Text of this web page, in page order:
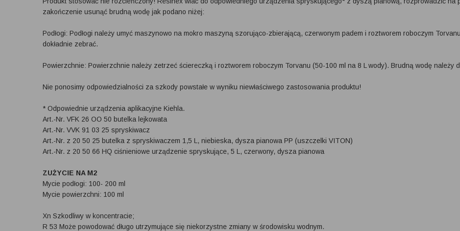
zakończenie usunąć brudną wodę jak podano niżej:
Podłogi: Podłogi należy umyć maszynowo na mokro maszyną szorująco-zbierającą, czerwonym padem i roztworem roboczym
dokładnie zebrać.
Powierzchnie: Powierzchnie należy zetrzeć ściereczką i roztworem roboczym Torvanu (50-100 ml na 8 L wody). Brudną wodę należy
Nie ponosimy odpowiedzialności za szkody powstałe w wyniku niewłaściwego zastosowania produktu!
* Odpowiednie urządzenia aplikacyjne Kiehla.
Art.-Nr. VFK 26 OO 50 butelka lejkowata
Art.-Nr. VVK 91 03 25 spryskiwacz
Art.-Nr. z 20 50 25 butelka z spryskiwaczem 1,5 L, niebieska, dysza pianowa PP (uszczelki VITON)
Art.-Nr. z 20 50 66 HQ ciśnieniowe urządzenie spryskujące, 5 L, czerwony, dysza pianowa
ZUŻYCIE NA M2
Mycie podłogi: 100- 200 ml
Mycie powierzchni: 100 ml
Xn Szkodliwy w koncentracie;
R 53 Może powodować długo utrzymujące się niekorzystne zmiany w środowisku wodnym.